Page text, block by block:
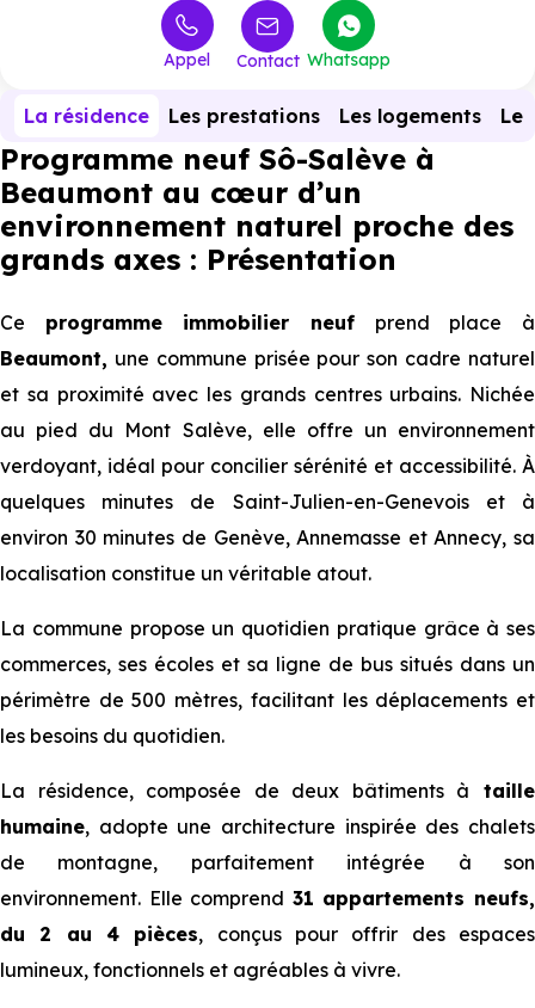
Appel Contact Whatsapp
La résidence Les prestations Les logements Le
Programme neuf Sô-Salève à
Beaumont au cœur d’un
environnement naturel proche des
grands axes : Présentation
Ce programme immobilier neuf prend place à
Beaumont, une commune prisée pour son cadre naturel
et sa proximité avec les grands centres urbains. Nichée
au pied du Mont Salève, elle offre un environnement
verdoyant, idéal pour concilier sérénité et accessibilité. À
quelques minutes de Saint-Julien-en-Genevois et à
environ 30 minutes de Genève, Annemasse et Annecy, sa
localisation constitue un véritable atout.
La commune propose un quotidien pratique grâce à ses
commerces, ses écoles et sa ligne de bus situés dans un
périmètre de 500 mètres, facilitant les déplacements et
les besoins du quotidien.
La résidence, composée de deux bâtiments à taille
humaine, adopte une architecture inspirée des chalets
de montagne, parfaitement intégrée à son
environnement. Elle comprend 31 appartements neufs,
du 2 au 4 pièces, conçus pour offrir des espaces
lumineux, fonctionnels et agréables à vivre.